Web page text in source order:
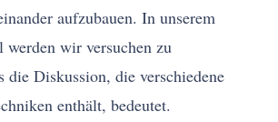
aufzubauen. In unserem
werden wir versuchen zu
die Diskussion, die verschiedene
enthält, bedeutet.